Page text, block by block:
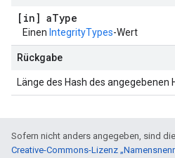
[in] aType
Einen IntegrityTypes-Wert
Rückgabe
Länge des Hash des angegebenen
Sofern nicht anders angegeben, sind
Creative-Commons-Lizenz